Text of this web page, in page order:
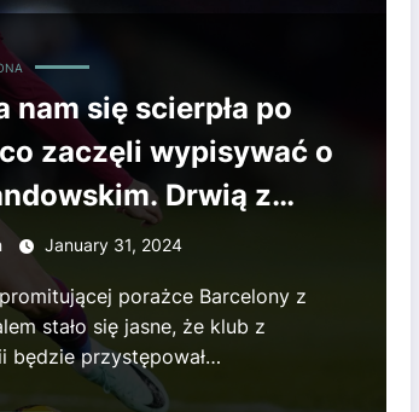
nam się scierpła po
zaczęli wypisywać o
Drwią z
bezlitośnie, oto jego
przydomek
January 31, 2024
porażce Barcelony z
stało się jasne, że klub z
będzie przystępował…